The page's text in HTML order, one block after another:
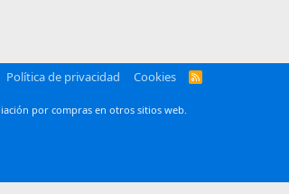
Política de privacidad Cookies
R
por compras en otros sitios web.